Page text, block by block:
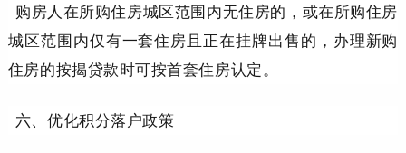
购房人在所购住房城区范围内无住房的，或在所购住房
城区范围内仅有一套住房且正在挂牌出售的，办理新购
住房的按揭贷款时可按首套住房认定。
六、优化积分落户政策